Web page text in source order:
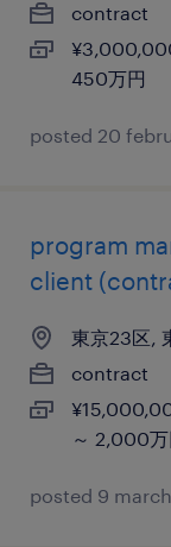
contract
450万円
posted 20
program
client
東京23区,
contract
～ 2,000万
posted 9